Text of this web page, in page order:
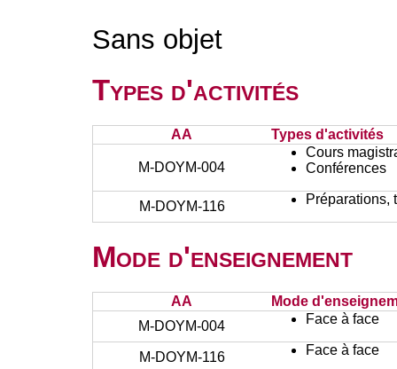
Sans objet
Types d'activités
AA Types d'activités
M-DOYM-004
Cours
Conférences
M-DOYM-116 Préparations,
Mode d'enseignement
AA
Mode
M-DOYM-004
Face à face
M-DOYM-116 Face à face